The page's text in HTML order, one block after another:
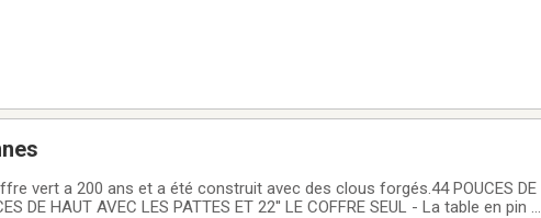
vert a 200 ans et a été construit avec des clous forgés.44 POUCES DE
DE HAUT AVEC LES PATTES ET 22'' LE COFFRE SEUL - La table en pin a